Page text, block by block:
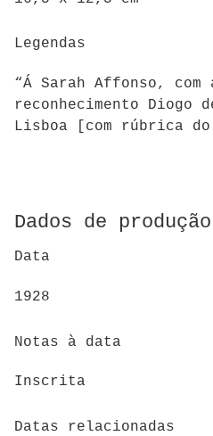
Legendas
“Á Sarah Affonso, com
reconhecimento Diogo
Lisboa [com rúbrica
Dados de produção
Data
1928
Notas à data
Inscrita
Datas relacionadas